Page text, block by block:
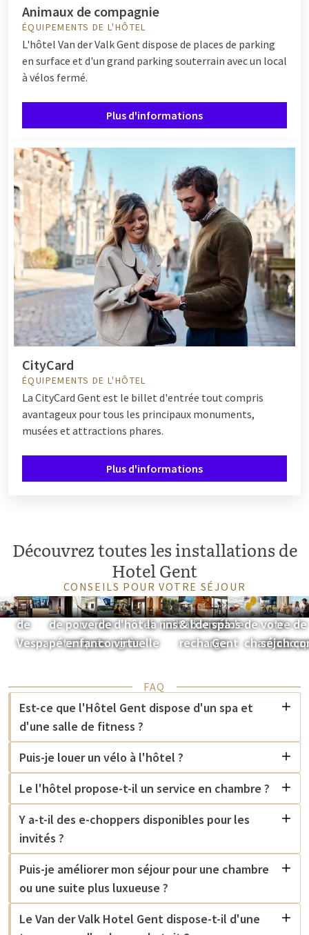
Animaux de compagnie
ÉQUIPEMENTS DE L'HÔTEL
L'hôtel Van der Valk Gent dispose de places de parking
en surface et d'un grand parking souterrain avec un local
à vélos fermé.
Plus d'informations
CityCard
ÉQUIPEMENTS DE L'HÔTEL
La CityCard Gent est le billet d'entrée tout compris
avantageux pour tous les principaux monuments,
musées et attractions phares.
Plus d'informations
Découvrez toutes les installations de
Hotel Gent
CONSEILS POUR VOTRE SÉJOUR
Location
de
Vespa
Magasin
Terrain
de
pétanque
Installations
pour
enfants
Clé
verte
centre
de
congrès
Chambre
d'hôtel
virtuelle
Restaurants
Passer
la nuit
Toutes les
installations
Stationnement
& bornes de
recharge
Location
de vélos
Weleda
spa
Gent
GymService
de
chambre
votre
séjour
louer
e- de
FAQ
Est-ce que l'Hôtel Gent dispose d'un spa et
d'une salle de fitness ?
Puis-je louer un vélo à l'hôtel ?
Le l'hôtel propose-t-il un service en chambre ?
Y a-t-il des e-choppers disponibles pour les
invités ?
Puis-je améliorer mon séjour pour une chambre
ou une suite plus luxueuse ?
Le Van der Valk Hotel Gent dispose-t-il d'une